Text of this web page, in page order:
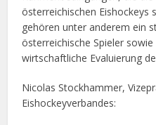
österreichischen Eishockeys
gehören unter anderem ein
österreichische Spieler
wirtschaftliche Evaluierung
Nicolas Stockhammer,
Eishockeyverbandes: